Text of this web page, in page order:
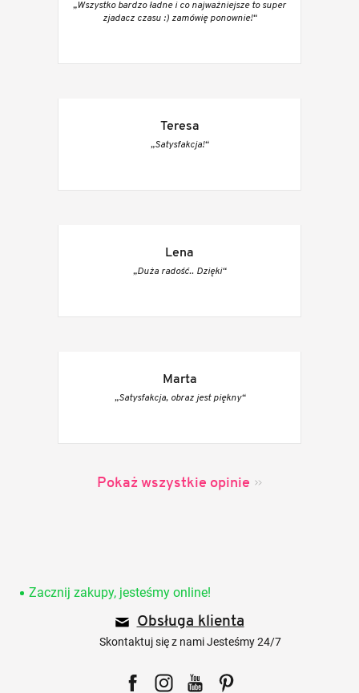
„Wszystko bardzo ładne i co najważniejsze to super
zjadacz czasu :) zamówię ponownie!“
Teresa
„Satysfakcja!“
Lena
„Duża radość.. Dzięki“
Marta
„Satysfakcja, obraz jest piękny“
Pokaż wszystkie opinie
Zacznij zakupy, jesteśmy online!
Obsługa klienta
Skontaktuj się z nami Jesteśmy 24/7